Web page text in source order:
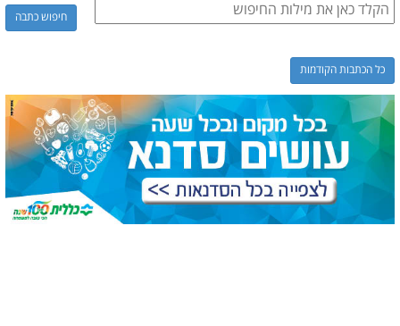
כל הכתבות הקודמות